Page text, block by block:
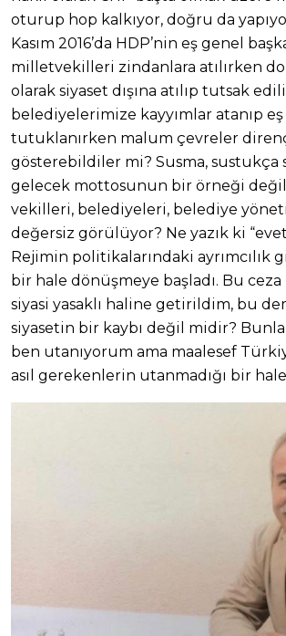
oturup hop kalkıyor, doğru da
Kasım 2016’da HDP’nin eş genel
milletvekilleri zindanlara atılırken
olarak siyaset dışına atılıp tutsak
belediyelerimize kayyımlar atanıp eş
tutuklanırken malum çevreler
gösterebildiler mi? Susma, sustukça
gelecek mottosunun bir örneği değil
vekilleri, belediyeleri, belediye
değersiz görülüyor? Ne yazık ki
Rejimin politikalarındaki ayrımcılık
bir hale dönüşmeye başladı. Bu
siyasi yasaklı haline getirildim, bu
siyasetin bir kaybı değil midir?
ben utanıyorum ama maalesef
asıl gerekenlerin utanmadığı bir